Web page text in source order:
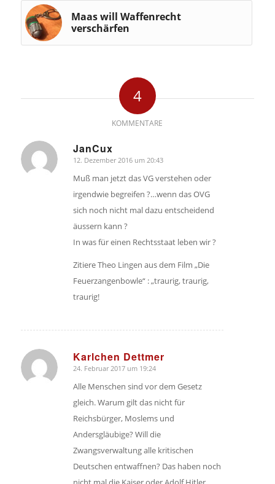
Maas will Waffenrecht
verschärfen
4
KOMMENTARE
JanCux
sagte:
12. Dezember 2016 um 20:43
Muß man jetzt das VG verstehen oder
irgendwie begreifen ?…wenn das OVG
sich noch nicht mal dazu entscheidend
äussern kann ?
In was für einen Rechtsstaat leben wir ?
Zitiere Theo Lingen aus dem Film „Die
Feuerzangenbowle“ : „traurig, traurig,
traurig!
Karlchen Dettmer
sagte:
24. Februar 2017 um 19:24
Alle Menschen sind vor dem Gesetz
gleich. Warum gilt das nicht für
Reichsbürger, Moslems und
Andersgläubige? Will die
Zwangsverwaltung alle kritischen
Deutschen entwaffnen? Das haben noch